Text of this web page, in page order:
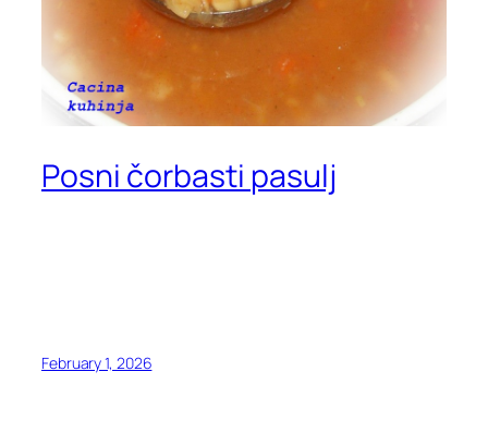
Posni čorbasti pasulj
February 1, 2026